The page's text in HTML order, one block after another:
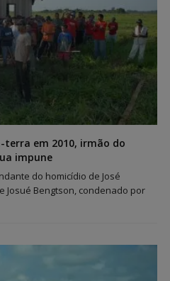
terra em 2010, irmão do
impune
do homicídio de José
Josué Bengtson, condenado por